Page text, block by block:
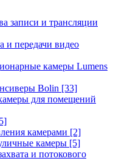
записи и трансляции
и передачи видео
камеры Lumens
Bolin [33]
для помещений
камерами [2]
камеры [5]
и потокового